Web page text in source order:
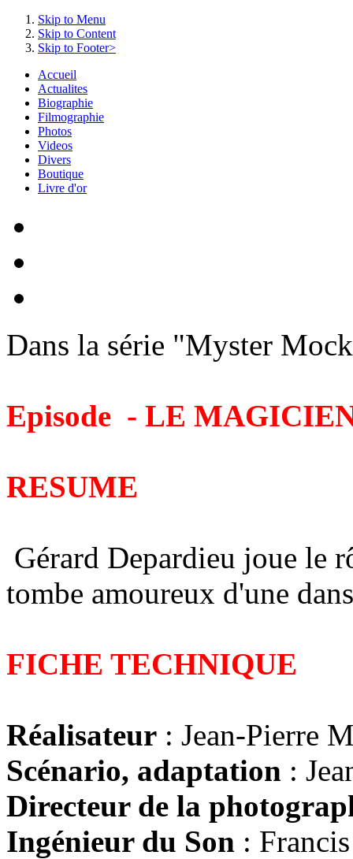
Skip to Menu
Skip to Content
Skip to Footer>
Accueil
Actualites
Biographie
Filmographie
Photos
Videos
Divers
Boutique
Livre d'or
Dans la série "Myster
Episode - LE
RESUME
Gérard Depardieu joue le
tombe amoureux d'une
FICHE TECHNIQUE
Réalisateur : Jean-Pierre
Scénario, adaptation :
Directeur de la
Ingénieur du Son :